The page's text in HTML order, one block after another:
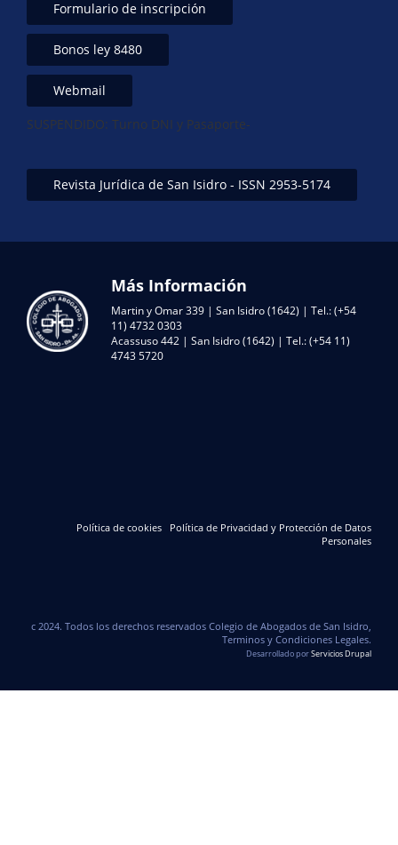
Formulario de inscripción
Bonos ley 8480
Webmail
SUSPENDIDO: Turno DNI y Pasaporte-
Revista Jurídica de San Isidro - ISSN 2953-5174
Más Información
Martin y Omar 339 | San Isidro (1642) | Tel.: (+54
11) 4732 0303
Acassuso 442 | San Isidro (1642) | Tel.: (+54 11)
4743 5720
Política de cookies
Política de Privacidad y Protección de Datos
Personales
c 2024. Todos los derechos reservados Colegio de Abogados de San Isidro,
Terminos y Condiciones Legales.
Desarrollado porServicios Drupal